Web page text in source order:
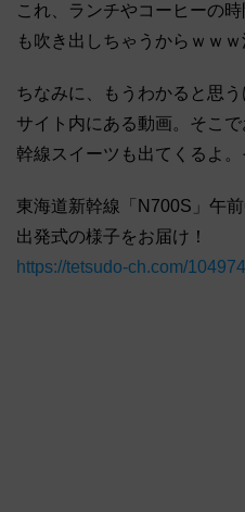
これ、ランチやコーヒーの
も吹き出しちゃうからｗｗｗ
ちなみに、もうわかると思
サイト内にある動画。そこ
幹線スイーツも出てくるよ
東海道新幹線「N700S」午
出発式の様子をお届け！
https://tetsudo-ch.com/